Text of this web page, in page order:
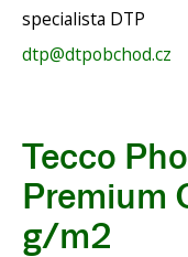
specialista DTP
dtp@dtpobchod.cz
Tecco
Premium
g/m2